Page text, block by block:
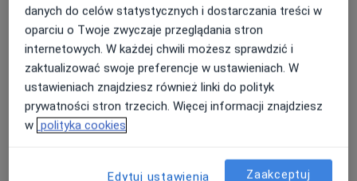
Zdjęcia i filmy
danych do celów statystycznych i dostarczania treści w
oparciu o Twoje zwyczaje przeglądania stron
internetowych. W każdej chwili możesz sprawdzić i
zaktualizować swoje preferencje w ustawieniach. W
ustawieniach znajdziesz również linki do polityk
prywatności stron trzecich. Więcej informacji znajdziesz
w polityka cookies
Edytuj ustawienia Zaakceptuj